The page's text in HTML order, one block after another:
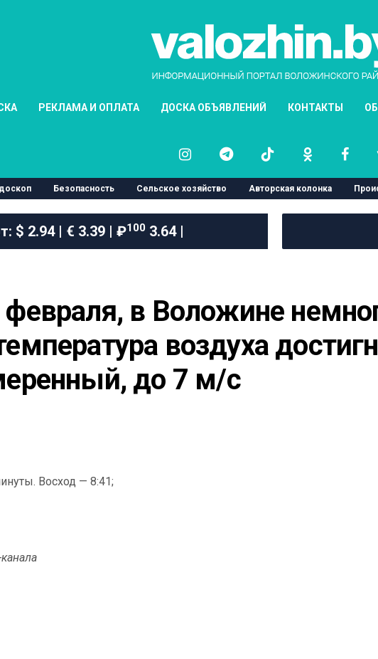
РЕКЛАМА И ОПЛАТА ДОСКА ОБЪЯВЛЕНИЙ КОНТАКТЫ
Безопасность Сельское хозяйство Авторская колонка
$ 2.94 | € 3.39 | ₽1003.64 |
февраля, в Воложине
воздуха
до 7 м/с
Восход — 8:41;